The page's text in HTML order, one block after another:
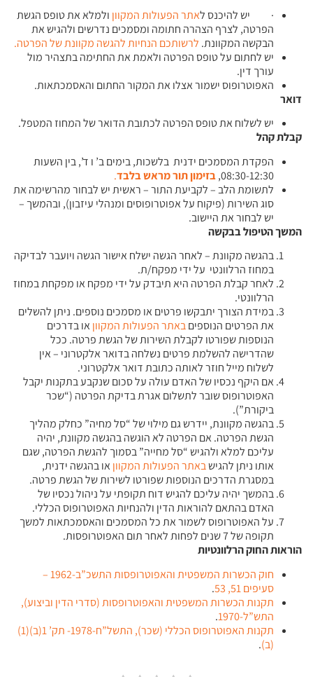
· יש להיכנס לאתר הפעולות המקוון ולמלא את טופס הגשת
הפרטה, לצרף הצהרה חתומה ומסמכים נדרשים ולהגיש את
הבקשה המקוונת. לרשותכם הנחיות להגשה מקוונת של הפרטה.
יש לחתום על טופס הפרטה ולאמת את החתימה בתצהיר מול
עורך דין.
האפוטרופוס ישמור אצלו את המקור החתום והאסמכתאות.
דואר
יש לשלוח את טופס הפרטה לכתובת הדואר של המחוז המטפל.
קבלת קהל
הפקדת המסמכים ידנית בלשכות, בימים ב’ ו ד’, בין השעות
08:30-12:30, בזימון תור מראש בלבד.
לתשומת הלב – לקביעת התור – ראשית יש לבחור מהרשימה את
סוג השירות (פיקוח על אפוטרופוסים ומנהלי עיזבון), ובהמשך –
יש לבחור את היישוב.
המשך הטיפול בבקשה
בהגשה מקוונת – לאחר הגשה ישלח אישור הגשה ויועבר לבדיקה
במחוז הרלוונטי על ידי מפקח/ת.
לאחר קבלת הפרטה היא תיבדק על ידי מפקח או מפקחת במחוז
הרלוונטי.
במידת הצורך יתבקשו פרטים או מסמכים נוספים. ניתן להשלים
את הפרטים הנוספיםבאתר הפעולות המקוון או בדרכים
הנוספות שפורטו לקבלת השירות של הגשת פרטה. ככל
שהדרישה להשלמת פרטים נשלחה בדואר אלקטרוני – אין
לשלוח מייל חוזר לאותה כתובת דואר אלקטרוני.
אם היקף נכסיו של האדם עולה על סכום שנקבע בתקנות יקבל
האפוטרופוס שובר לתשלום אגרת בדיקת הפרטה (“שכר
ביקורת”).
בהגשה מקוונת, יידרש גם מילוי של “סל מחיה” כחלק מהליך
הגשת הפרטה. אם הפרטה לא הוגשה בהגשה מקוונת, יהיה
עליכם למלא ולהגיש “סל מחייה” בסמוך להגשת הפרטה, שגם
אותו ניתן להגישבאתר הפעולות המקוון או בהגשה ידנית,
במסגרת הדרכים הנוספות שפורטו לשירות של הגשת פרטה.
בהמשך יהיה עליכם להגיש דוח תקופתי על ניהול נכסיו של
האדם בהתאם להוראות הדין ולהנחיות האפוטרופוס הכללי.
על האפוטרופוס לשמור את כל המסמכים והאסמכתאות למשך
תקופה של 7 שנים לפחות לאחר תום האפוטרופסות.
הוראות החוק הרלוונטיות
חוק הכשרות המשפטית והאפוטרופסות התשכ”ב-1962 –
סעיפים 51, 53
.
תקנות הכשרות המשפטית והאפוטרופסות (סדרי הדין וביצוע),
התש”ל-1970
.
תקנות האפוטרופוס הכללי (שכר), התשל”ח-1978- תק’ 1(ב)(1)
(ב).